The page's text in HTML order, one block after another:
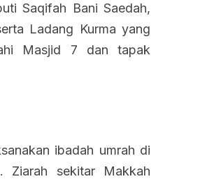
Ladang Kurma yang
Masjid 7 dan tapak
ibadah umrah di
Ziarah sekitar Makkah